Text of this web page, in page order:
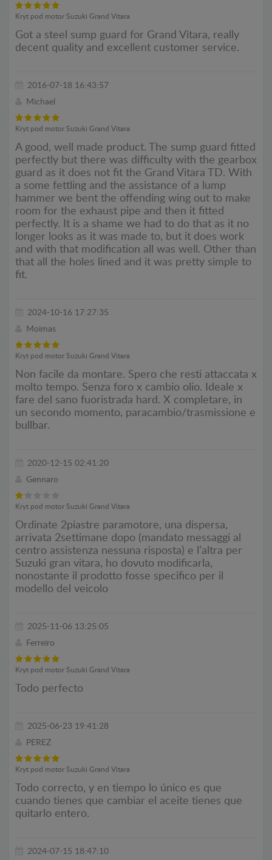
Kryt pod motor Suzuki Grand Vitara
Got a steel sump guard for Grand Vitara, really
decent quality and excellent customer service.
2016-07-18 16:43:57
Michael
Kryt pod motor Suzuki Grand Vitara
A good, well made product. The sump guard fitted
perfectly but there was difficulty with the gearbox
guard as it does not fit the Grand Vitara TD. With
a some fettling and the assistance of a lump
hammer we bent the offending wing out to make
room for the exhaust pipe and then it fitted
perfectly. It is a shame we had to do that as it no
longer looks as it was made to, but it does work
and with that modification all was well. Other than
that all the holes lined and it was pretty simple to
fit.
2024-10-16 17:27:35
Moimas
Kryt pod motor Suzuki Grand Vitara
Non facile da montare. Spero che resti attaccata x
molto tempo. Senza foro x cambio olio. Ideale x
fare del sano fuoristrada hard. X completare, in
un secondo momento, paracambio/trasmissione e
bullbar.
2020-12-15 02:41:20
Gennaro
Kryt pod motor Suzuki Grand Vitara
Ordinate 2piastre paramotore, una dispersa,
arrivata 2settimane dopo (mandato messaggi al
centro assistenza nessuna risposta) e l’altra per
Suzuki gran vitara, ho dovuto modificarla,
nonostante il prodotto fosse specifico per il
modello del veicolo
2025-11-06 13:25:05
Ferreiro
Kryt pod motor Suzuki Grand Vitara
Todo perfecto
2025-06-23 19:41:28
PEREZ
Kryt pod motor Suzuki Grand Vitara
Todo correcto, y en tiempo lo único es que
cuando tienes que cambiar el aceite tienes que
quitarlo entero.
2024-07-15 18:47:10